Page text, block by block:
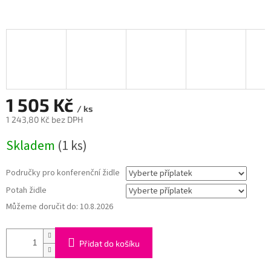
1 505 Kč / ks
1 243,80 Kč bez DPH
cena:
Skladem (1 ks)
Područky pro konferenční židle
Potah židle
Můžeme doručit do: 10.8.2026
Přidat do košíku